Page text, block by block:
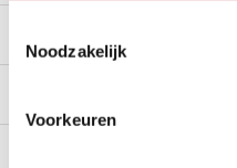
Noodzakelijk
Voorkeuren